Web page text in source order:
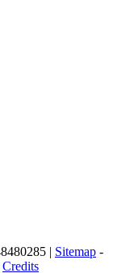
| Sitemap -
Credits